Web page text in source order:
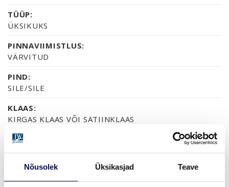
Nõusolek Üksikasjad Teave
TÜÜP:
ÜKSIKUKS
PINNAVIIMISTLUS:
VÄRVITUD
PIND:
SILE/SILE
KLAAS:
KIRGAS KLAAS VÕI SATIINKLAAS
SERTIFIKAAT:
GARANTII:
2-AASTANE TOOTEGARANTII